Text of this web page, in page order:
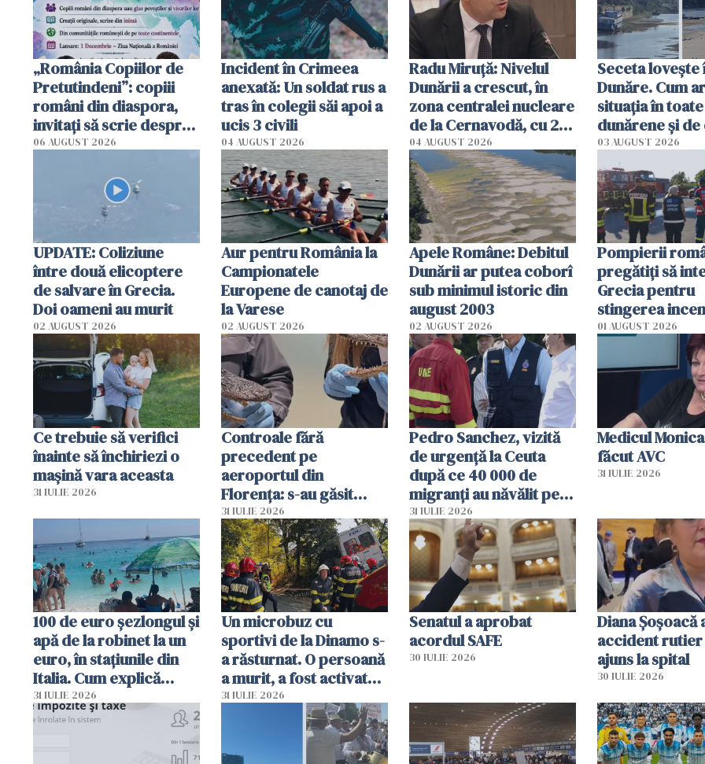
„România Copiilor de
Pretutindeni”: copiii
români din diaspora,
invitați să scrie despre
România într-un volum
06 AUGUST 2026
Incident în Crimeea
anexată: Un soldat rus a
tras în colegii săi apoi a
ucis 3 civili
04 AUGUST 2026
Radu Miruţă: Nivelul
Dunării a crescut, în
zona centralei nucleare
de la Cernavodă, cu 2
cm faţă de ziua trecută
04 AUGUST 2026
Seceta
Dunăre. Cum
situația în
dunărene și de
România
efectele, deși a
în iulie
03 AUGUST 2026
UPDATE: Coliziune
între două elicoptere
de salvare în Grecia.
Doi oameni au murit
02 AUGUST 2026
Aur pentru România la
Campionatele
Europene de canotaj de
la Varese
02 AUGUST 2026
Apele Române: Debitul
Dunării ar putea coborî
sub minimul istoric din
august 2003
02 AUGUST 2026
Pompierii
pregătiţi să
Grecia pentru
stingerea
01 AUGUST 2026
Ce trebuie să verifici
înainte să închiriezi o
mașină vara aceasta
31 IULIE 2026
Controale fără
precedent pe
aeroportul din
Florența: s-au găsit
capete de aligator și o
sumă imensă de bani
31 IULIE 2026
Pedro Sanchez, vizită
de urgență la Ceuta
după ce 40 000 de
migranți au năvălit pe
teritoriul spaniol: „Vom
mobiliza toate
resursele"
31 IULIE 2026
Medicul
făcut AVC
31 IULIE 2026
100 de euro șezlongul și
apă de la robinet la un
euro, în stațiunile din
Italia. Cum explică
autoritățile
31 IULIE 2026
Un microbuz cu
sportivi de la Dinamo s-
a răsturnat. O persoană
a murit, a fost activat
planul roșu de
31 IULIE 2026
Senatul a aprobat
acordul SAFE
30 IULIE 2026
Diana Șoșoacă
accident rutier
ajuns la spital
30 IULIE 2026